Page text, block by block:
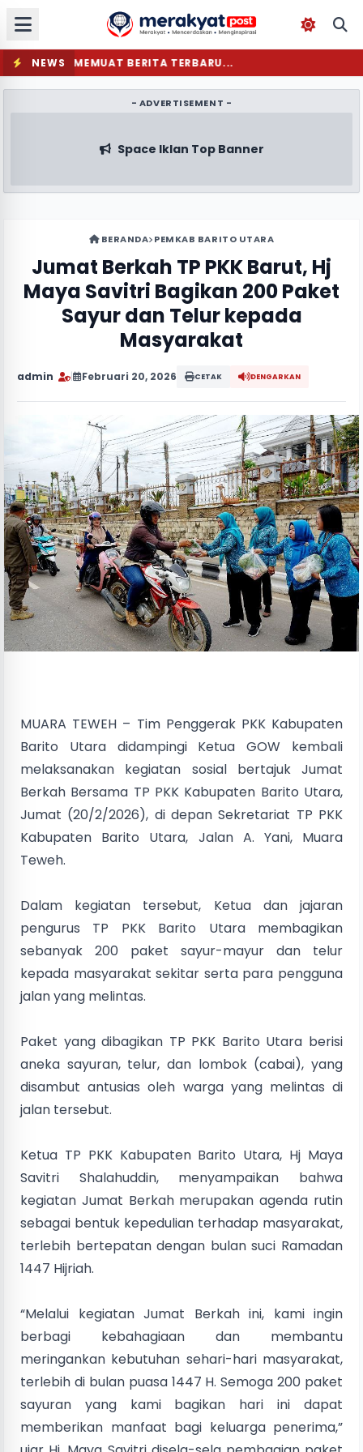
NEWS MEMUAT BERITA TERBARU...
- ADVERTISEMENT -
Space Iklan Top Banner
BERANDA PEMKAB BARITO UTARA
Jumat Berkah TP PKK Barut, Hj
Maya Savitri Bagikan 200 Paket
Sayur dan Telur kepada
Masyarakat
admin Februari 20, 2026 CETAK DENGARKAN
MUARA TEWEH – Tim Penggerak PKK Kabupaten
Barito Utara didampingi Ketua GOW kembali
melaksanakan kegiatan sosial bertajuk Jumat
Berkah Bersama TP PKK Kabupaten Barito Utara,
Jumat (20/2/2026), di depan Sekretariat TP PKK
Kabupaten Barito Utara, Jalan A. Yani, Muara
Teweh.
Dalam kegiatan tersebut, Ketua dan jajaran
pengurus TP PKK Barito Utara membagikan
sebanyak 200 paket sayur-mayur dan telur
kepada masyarakat sekitar serta para pengguna
jalan yang melintas.
Paket yang dibagikan TP PKK Barito Utara berisi
aneka sayuran, telur, dan lombok (cabai), yang
disambut antusias oleh warga yang melintas di
jalan tersebut.
Ketua TP PKK Kabupaten Barito Utara, Hj Maya
Savitri Shalahuddin, menyampaikan bahwa
kegiatan Jumat Berkah merupakan agenda rutin
sebagai bentuk kepedulian terhadap masyarakat,
terlebih bertepatan dengan bulan suci Ramadan
1447 Hijriah.
“Melalui kegiatan Jumat Berkah ini, kami ingin
berbagi kebahagiaan dan membantu
meringankan kebutuhan sehari-hari masyarakat,
terlebih di bulan puasa 1447 H. Semoga 200 paket
sayuran yang kami bagikan hari ini dapat
memberikan manfaat bagi keluarga penerima,”